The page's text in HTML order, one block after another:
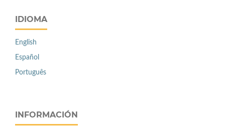
IDIOMA
English
Español
Português
INFORMACIÓN